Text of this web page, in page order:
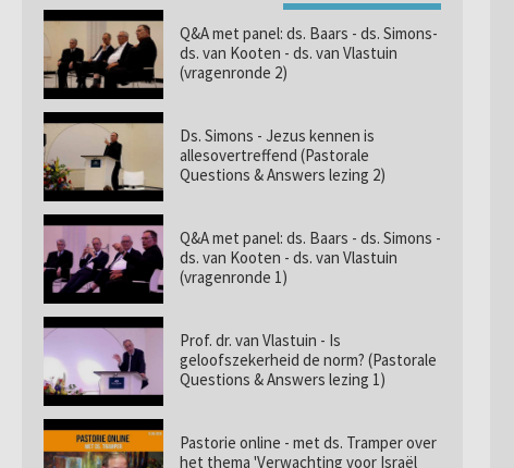
Q&A met panel: ds. Baars - ds. Simons-
ds. van Kooten - ds. van Vlastuin
(vragenronde 2)
Ds. Simons - Jezus kennen is
allesovertreffend (Pastorale
Questions & Answers lezing 2)
Q&A met panel: ds. Baars - ds. Simons -
ds. van Kooten - ds. van Vlastuin
(vragenronde 1)
Prof. dr. van Vlastuin - Is
geloofszekerheid de norm? (Pastorale
Questions & Answers lezing 1)
Pastorie online - met ds. Tramper over
het thema 'Verwachting voor Israël